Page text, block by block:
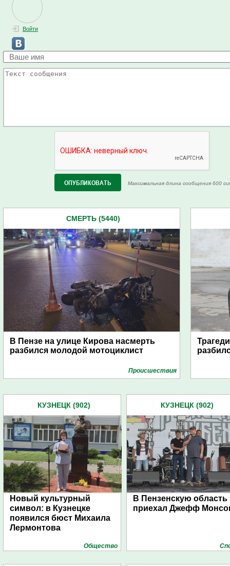
Войти
Максимальная длина сообщения 600
СМЕРТЬ (5440)
В Пензе на улице Кирова насмерть
разбился молодой мотоциклист
Проиcшествия
КУЗНЕЦК (902)
Новый культурный
символ: в Кузнецке
появился бюст Михаила
Лермонтова
Общество
КУЗНЕЦК (902)
В Пензенскую область
приехал Джефф